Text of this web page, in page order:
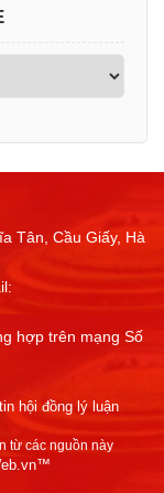
Tân, Cầu Giấy, Hà
hợp trên mạng Số
hội đồng lý luận
từ các nguồn này